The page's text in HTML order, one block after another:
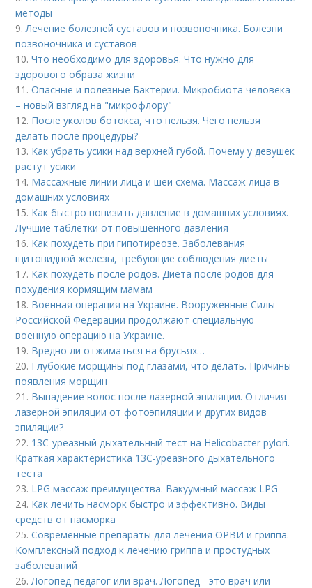
методы
9. Лечение болезней суставов и позвоночника. Болезни
позвоночника и суставов
10.Что необходимо для здоровья. Что нужно для
здорового образа жизни
11.Опасные и полезные Бактерии. Микробиота человека
– новый взгляд на "микрофлору"
12. После уколов ботокса, что нельзя. Чего нельзя
делать после процедуры?
13. Как убрать усики над верхней губой. Почему у девушек
растут усики
14. Массажные линии лица и шеи схема. Массаж лица в
домашних условиях
15. Как быстро понизить давление в домашних условиях.
Лучшие таблетки от повышенного давления
16. Как похудеть при гипотиреозе. Заболевания
щитовидной железы, требующие соблюдения диеты
17. Как похудеть после родов. Диета после родов для
похудения кормящим мамам
18. Военная операция на Украине. Вооруженные Силы
Российской Федерации продолжают специальную
военную операцию на Украине.
19. Вредно ли отжиматься на брусьях…
20. Глубокие морщины под глазами, что делать. Причины
появления морщин
21. Выпадение волос после лазерной эпиляции. Отличия
лазерной эпиляции от фотоэпиляции и других видов
эпиляции?
22. 13С-уреазный дыхательный тест на Helicobacter pylori.
Краткая характеристика 13С-уреазного дыхательного
теста
23. LPG массаж преимущества. Вакуумный массаж LPG
24. Как лечить насморк быстро и эффективно. Виды
средств от насморка
25.Современные препараты для лечения ОРВИ и гриппа.
Комплексный подход к лечению гриппа и простудных
заболеваний
26. Логопед педагог или врач. Логопед - это врач или